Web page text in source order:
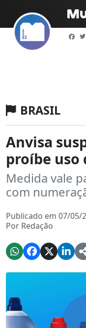
BRASIL
Anvisa
proíbe uso
Medida vale
com
Publicado em 07/05/
Por Redação